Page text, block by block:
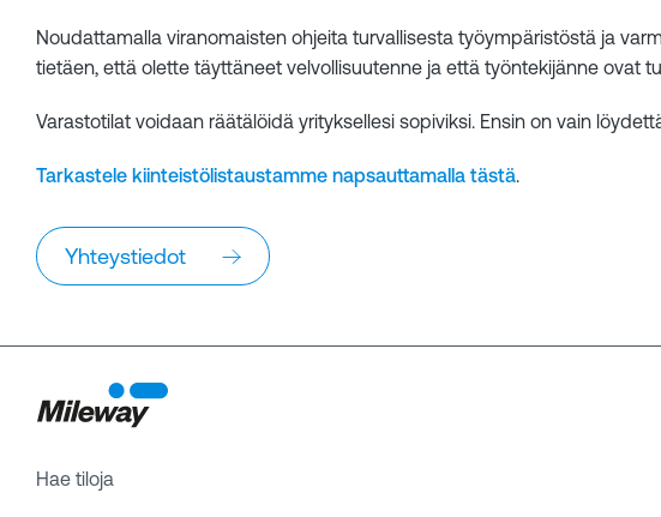
Noudattamalla viranomaisten ohjeita turvallisesta työympäristöstä ja
tietäen, että olette täyttäneet velvollisuutenne ja että työntekijänne ovat
Varastotilat voidaan räätälöidä yrityksellesi sopiviksi. Ensin on vain
Tarkastele kiinteistölistaustamme napsauttamalla tästä.
Yhteystiedot
Hae tiloja